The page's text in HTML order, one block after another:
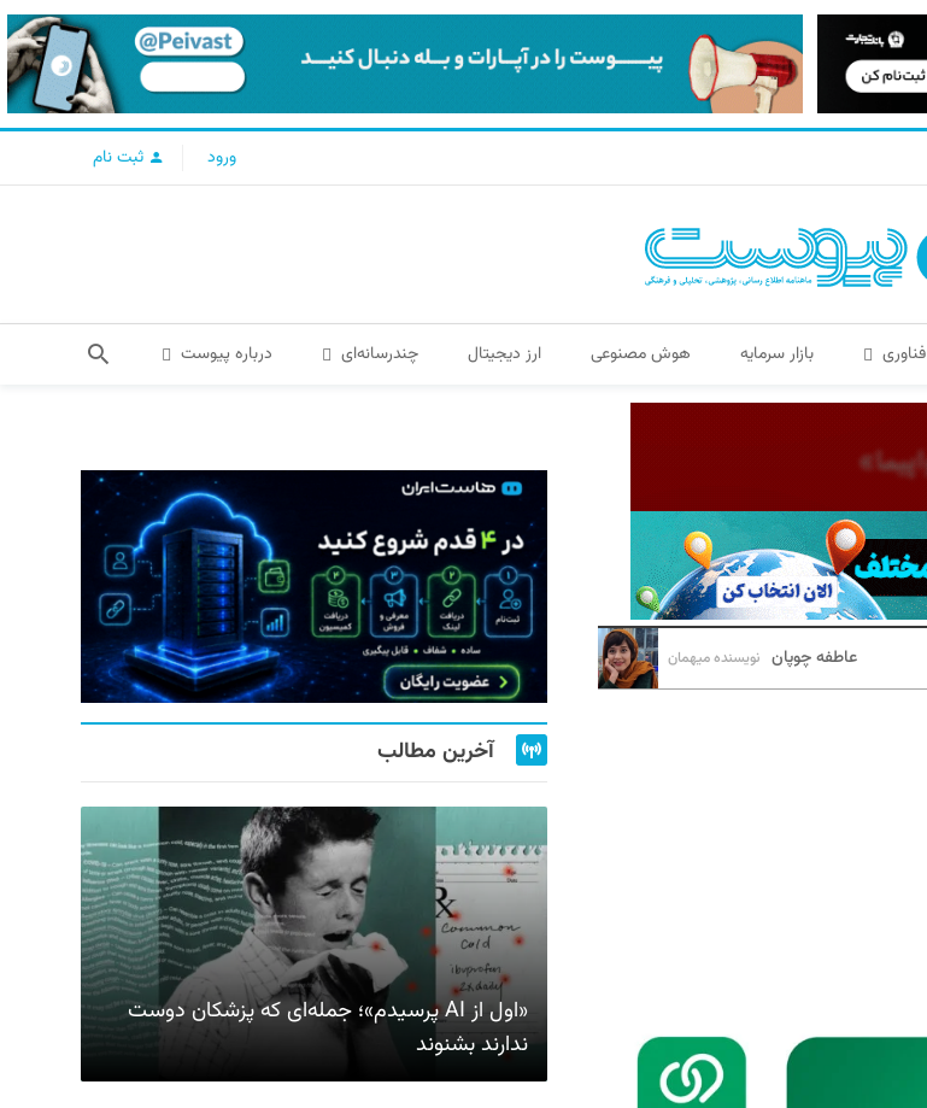
ورود ثبت نام
فناوری بازار سرمایه هوش مصنوعی ارز دیجیتال چندرسانه‌ای درباره پیوست
عاطفه چوپان نویسنده میهمان
آخرین مطالب
«اول از AI پرسیدم»؛ جمله‌ای که پزشکان دوست
ندارند بشنوند